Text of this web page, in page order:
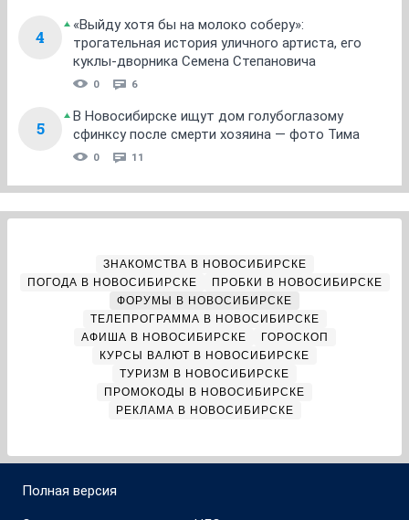
4
«Выйду хотя бы на молоко соберу»:
трогательная история уличного артиста, его
куклы-дворника Семена Степановича
0 6
5
В Новосибирске ищут дом голубоглазому
сфинксу после смерти хозяина — фото Тима
0 11
ЗНАКОМСТВА В НОВОСИБИРСКЕ
ПОГОДА В НОВОСИБИРСКЕ
ПРОБКИ В НОВОСИБИРСКЕ
ФОРУМЫ В НОВОСИБИРСКЕ
ТЕЛЕПРОГРАММА В НОВОСИБИРСКЕ
АФИША В НОВОСИБИРСКЕ
ГОРОСКОП
КУРСЫ ВАЛЮТ В НОВОСИБИРСКЕ
ТУРИЗМ В НОВОСИБИРСКЕ
ПРОМОКОДЫ В НОВОСИБИРСКЕ
РЕКЛАМА В НОВОСИБИРСКЕ
Полная версия